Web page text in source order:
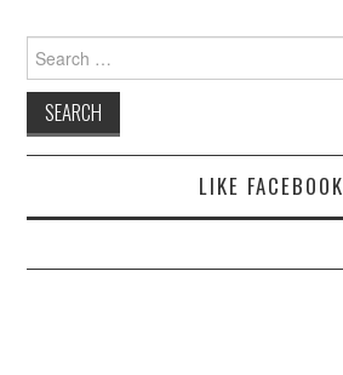
Search
for:
LIKE FACEBOOK